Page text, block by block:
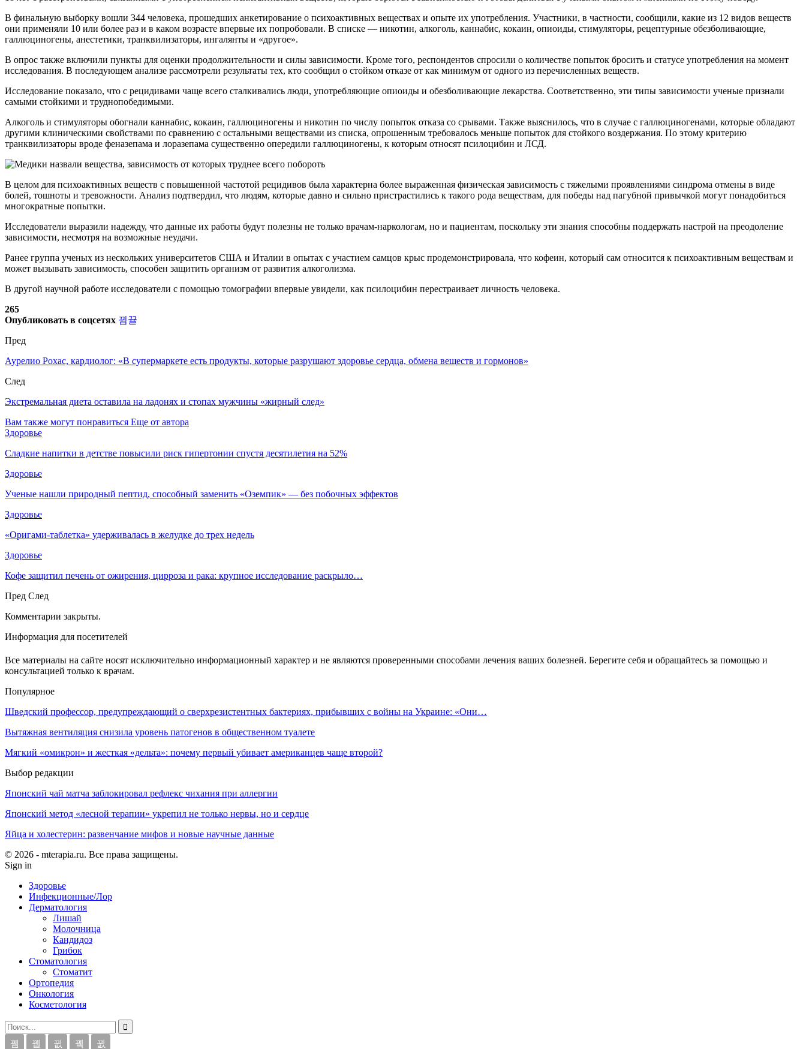
В финальную выборку вошли 344 человека, прошедших анкетирование о психоактивных веществах и опыте их употребления. Участники, в частности, сообщили, какие из 12 видов веществ
они применяли 10 или более раз и в каком возрасте впервые их попробовали. В списке — никотин, алкоголь, каннабис, кокаин, опиоиды, стимуляторы, рецептурные обезболивающие,
галлюциногены, анестетики, транквилизаторы, ингалянты и «другое».
В опрос также включили пункты для оценки продолжительности и силы зависимости. Кроме того, респондентов спросили о количестве попыток бросить и статусе употребления на момент
исследования. В последующем анализе рассмотрели результаты тех, кто сообщил о стойком отказе от как минимум от одного из перечисленных веществ.
Исследование показало, что с рецидивами чаще всего сталкивались люди, употребляющие опиоиды и обезболивающие лекарства. Соответственно, эти типы зависимости ученые признали
самыми стойкими и труднопобедимыми.
Алкоголь и стимуляторы обогнали каннабис, кокаин, галлюциногены и никотин по числу попыток отказа со срывами. Также выяснилось, что в случае с галлюциногенами, которые обладают
другими клиническими свойствами по сравнению с остальными веществами из списка, опрошенным требовалось меньше попыток для стойкого воздержания. По этому критерию
транквилизаторы вроде феназепама и лоразепама существенно опередили галлюциногены, к которым относят псилоцибин и ЛСД.
В целом для психоактивных веществ с повышенной частотой рецидивов была характерна более выраженная физическая зависимость с тяжелыми проявлениями синдрома отмены в виде
болей, тошноты и тревожности. Анализ подтвердил, что людям, которые давно и сильно пристрастились к такого рода веществам, для победы над пагубной привычкой могут понадобиться
многократные попытки.
Исследователи выразили надежду, что данные их работы будут полезны не только врачам-наркологам, но и пациентам, поскольку эти знания способны поддержать настрой на преодоление
зависимости, несмотря на возможные неудачи.
Ранее группа ученых из нескольких университетов США и Италии в опытах с участием самцов крыс продемонстрировала, что кофеин, который сам относится к психоактивным веществам и
может вызывать зависимость, способен защитить организм от развития алкоголизма.
В другой научной работе исследователи с помощью томографии впервые увидели, как псилоцибин перестраивает личность человека.
265
Опубликовать в соцсетях
Пред
Аурелио Рохас, кардиолог: «В супермаркете есть продукты, которые разрушают здоровье сердца, обмена веществ и гормонов»
След
Экстремальная диета оставила на ладонях и стопах мужчины «жирный след»
Вам также могут понравиться Еще от автора
Здоровье
Сладкие напитки в детстве повысили риск гипертонии спустя десятилетия на 52%
Здоровье
Ученые нашли природный пептид, способный заменить «Оземпик» — без побочных эффектов
Здоровье
«Оригами-таблетка» удерживалась в желудке до трех недель
Здоровье
Кофе защитил печень от ожирения, цирроза и рака: крупное исследование раскрыло…
Пред След
Комментарии закрыты.
Информация для посетителей
Все материалы на сайте носят исключительно информационный характер и не являются проверенными способами лечения ваших болезней. Берегите себя и обращайтесь за помощью и
консультацией только к врачам.
Популярное
Шведский профессор, предупреждающий о сверхрезистентных бактериях, прибывших с войны на Украине: «Они…
Вытяжная вентиляция снизила уровень патогенов в общественном туалете
Мягкий «омикрон» и жесткая «дельта»: почему первый убивает американцев чаще второй?
Выбор редакции
Японский чай матча заблокировал рефлекс чихания при аллергии
Японский метод «лесной терапии» укрепил не только нервы, но и сердце
Яйца и холестерин: развенчание мифов и новые научные данные
© 2026 - mterapia.ru. Все права защищены.
Sign in
Здоровье
Инфекционные/Лор
Дерматология
Лишай
Молочница
Кандидоз
Грибок
Стоматология
Стоматит
Ортопедия
Онкология
Косметология